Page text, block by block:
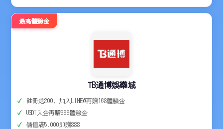
最高體驗金
TB通博娛樂城
註冊送200，加入LINE@再贈168體驗金
USDT入金再贈388體驗金
儲值滿5,000即贈888